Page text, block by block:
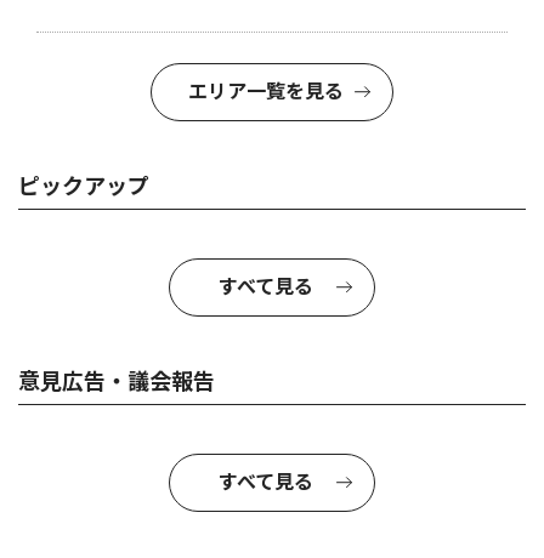
エリア一覧を見る
ピックアップ
すべて見る
意見広告・議会報告
すべて見る